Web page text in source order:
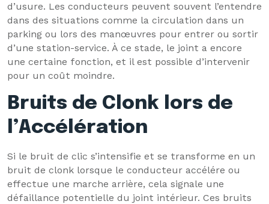
d’usure. Les conducteurs peuvent souvent l’entendre
dans des situations comme la circulation dans un
parking ou lors des manœuvres pour entrer ou sortir
d’une station-service. À ce stade, le joint a encore
une certaine fonction, et il est possible d’intervenir
pour un coût moindre.
Bruits de Clonk lors de
l’Accélération
Si le bruit de clic s’intensifie et se transforme en un
bruit de clonk lorsque le conducteur accélére ou
effectue une marche arrière, cela signale une
défaillance potentielle du joint intérieur. Ces bruits